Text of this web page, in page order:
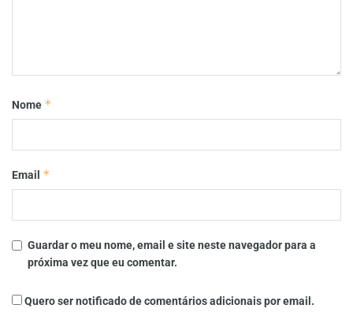
Nome *
Email *
Guardar o meu nome, email e site neste navegador para a
próxima vez que eu comentar.
Quero ser notificado de comentários adicionais por email.